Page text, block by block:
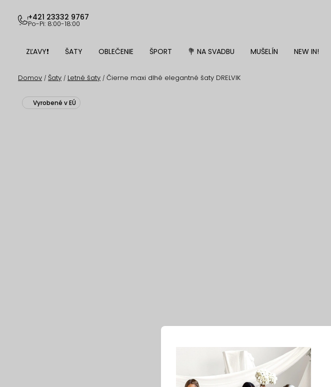
obsah
+421 23332 9767
Po-Pi: 8:00-18:00
ZĽAVY❗ ŠATY OBLEČENIE ŠPORT 💐 NA SVADBU MUŠELÍN NEW IN!
Domov / Šaty / Letné šaty / Čierne maxi dlhé elegantné šaty DRELVIK
Vyrobené v EÚ